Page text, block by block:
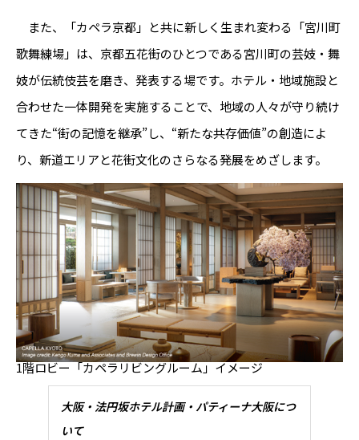
また、「カペラ京都」と共に新しく生まれ変わる「宮川町
歌舞練場」は、京都五花街のひとつである宮川町の芸妓・舞
妓が伝統伎芸を磨き、発表する場です。ホテル・地域施設と
合わせた一体開発を実施することで、地域の人々が守り続け
てきた“街の記憶を継承”し、“新たな共存価値”の創造によ
り、新道エリアと花街文化のさらなる発展をめざします。
1階ロビー「カペラリビングルーム」イメージ
大阪・法円坂ホテル計画・パティーナ大阪につ
いて